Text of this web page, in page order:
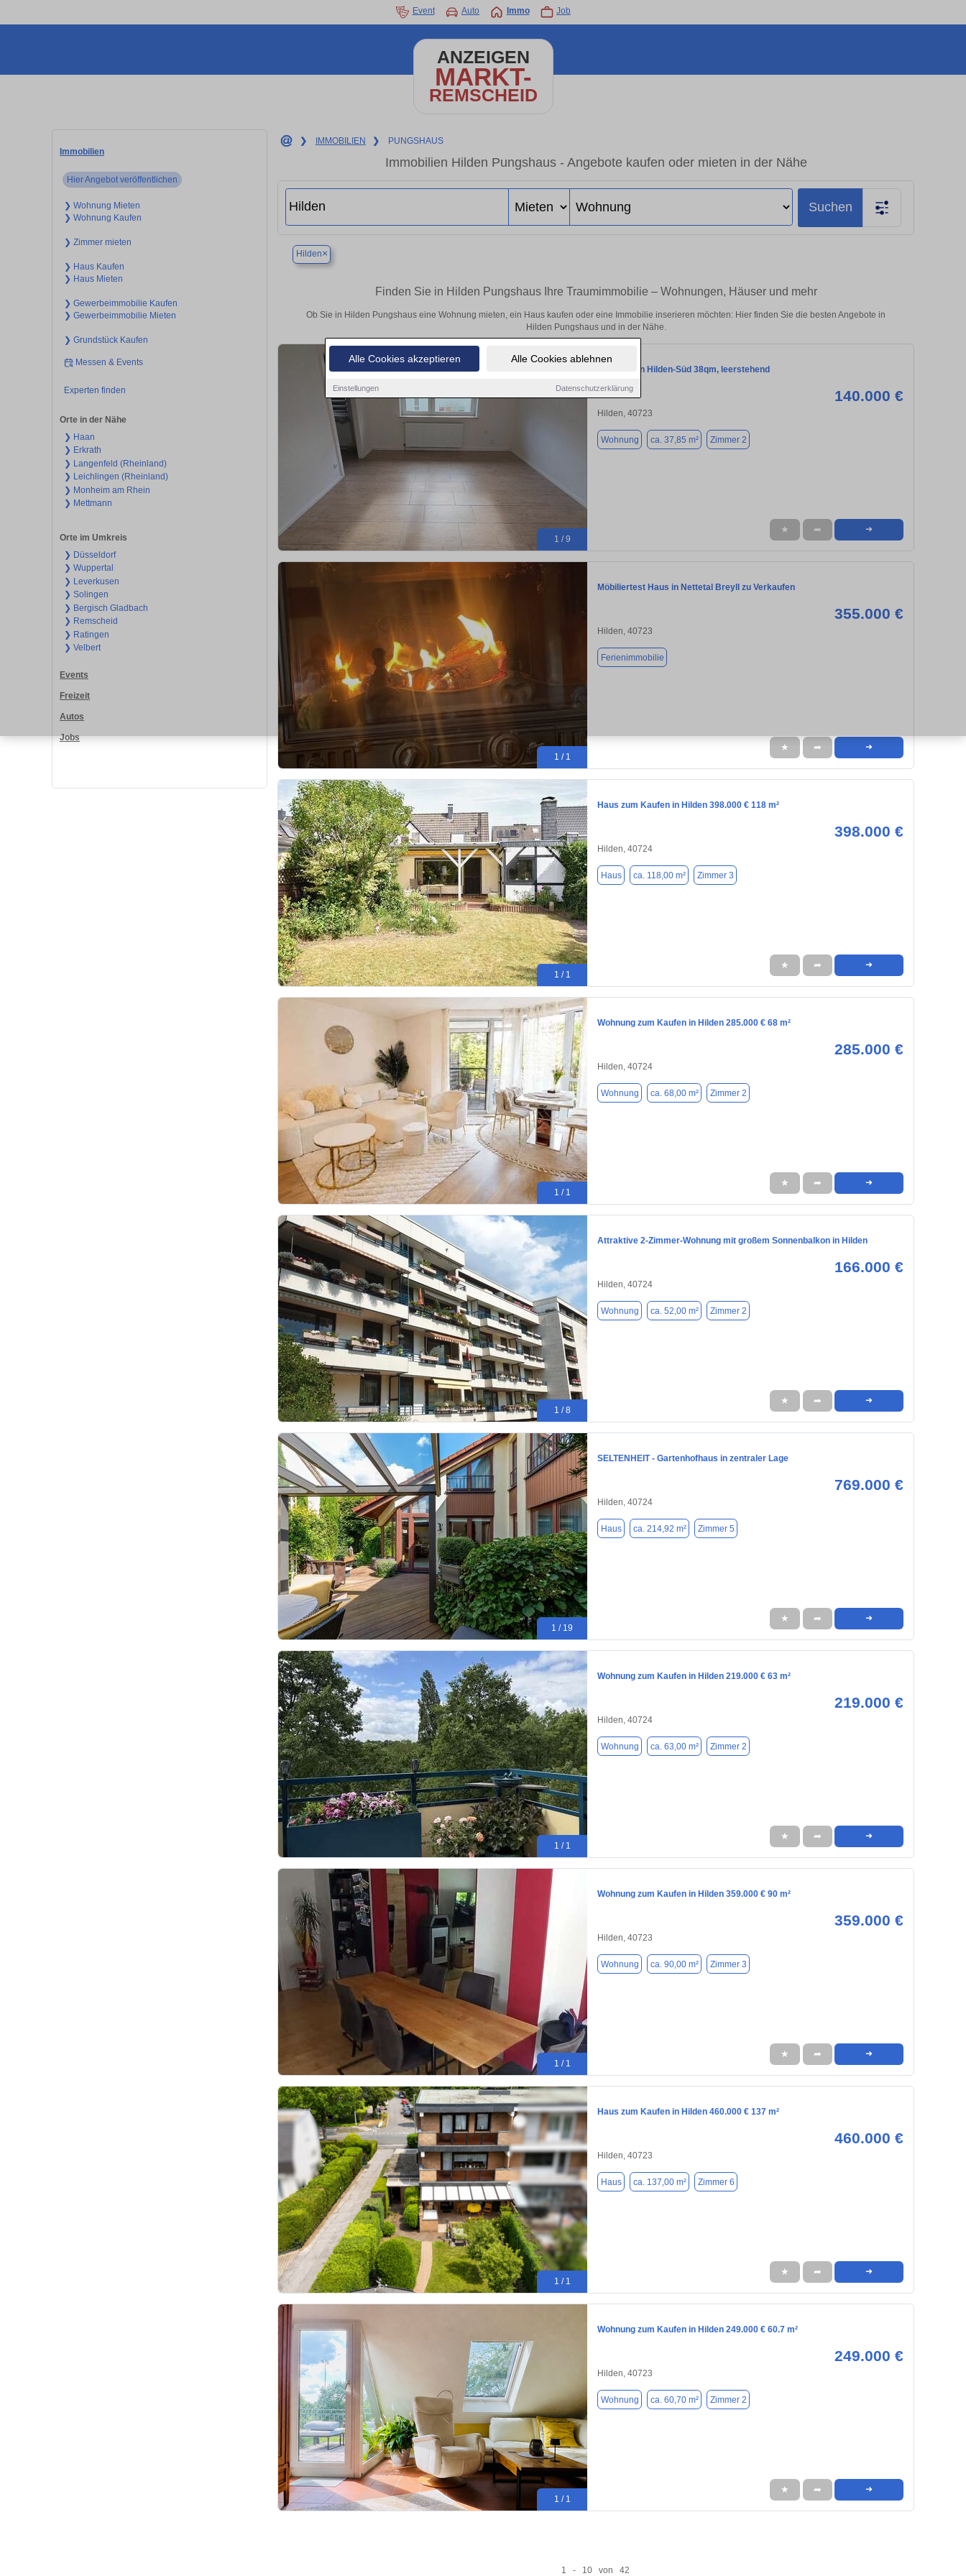
Alle Cookies akzeptieren Alle Cookies ablehnen
Einstellungen Datenschutzerklärung
Event Auto Immo Job
ANZEIGEN
MARKT-
REMSCHEID
Immobilien
Hier Angebot veröffentlichen
❯ Wohnung Mieten
❯ Wohnung Kaufen
❯ Zimmer mieten
❯ Haus Kaufen
❯ Haus Mieten
❯ Gewerbeimmobilie Kaufen
❯ Gewerbeimmobilie Mieten
❯ Grundstück Kaufen
Messen & Events
Experten finden
Orte in der Nähe
❯ Haan
❯ Erkrath
❯ Langenfeld (Rheinland)
❯ Leichlingen (Rheinland)
❯ Monheim am Rhein
❯ Mettmann
Orte im Umkreis
❯ Düsseldorf
❯ Wuppertal
❯ Leverkusen
❯ Solingen
❯ Bergisch Gladbach
❯ Remscheid
❯ Ratingen
❯ Velbert
Events
Freizeit
Autos
Jobs
❯ IMMOBILIEN ❯ PUNGSHAUS
Immobilien Hilden Pungshaus - Angebote kaufen oder mieten in der Nähe
Suchen
Hilden×
Finden Sie in Hilden Pungshaus Ihre Traumimmobilie – Wohnungen, Häuser und mehr
Ob Sie in Hilden Pungshaus eine Wohnung mieten, ein Haus kaufen oder eine Immobilie inserieren möchten: Hier finden Sie die besten Angebote in
Hilden Pungshaus und in der Nähe.
1 / 9
Wohnung in Hilden-Süd 38qm, leerstehend
140.000 €
Hilden, 40723
Wohnung ca. 37,85 m² Zimmer 2
★ ➦ ➜
1 / 1
Möbiliertest Haus in Nettetal Breyll zu Verkaufen
355.000 €
Hilden, 40723
Ferienimmobilie
★ ➦ ➜
1 / 1
Haus zum Kaufen in Hilden 398.000 € 118 m²
398.000 €
Hilden, 40724
Haus ca. 118,00 m² Zimmer 3
★ ➦ ➜
1 / 1
Wohnung zum Kaufen in Hilden 285.000 € 68 m²
285.000 €
Hilden, 40724
Wohnung ca. 68,00 m² Zimmer 2
★ ➦ ➜
1 / 8
Attraktive 2-Zimmer-Wohnung mit großem Sonnenbalkon in Hilden
166.000 €
Hilden, 40724
Wohnung ca. 52,00 m² Zimmer 2
★ ➦ ➜
1 / 19
SELTENHEIT - Gartenhofhaus in zentraler Lage
769.000 €
Hilden, 40724
Haus ca. 214,92 m² Zimmer 5
★ ➦ ➜
1 / 1
Wohnung zum Kaufen in Hilden 219.000 € 63 m²
219.000 €
Hilden, 40724
Wohnung ca. 63,00 m² Zimmer 2
★ ➦ ➜
1 / 1
Wohnung zum Kaufen in Hilden 359.000 € 90 m²
359.000 €
Hilden, 40723
Wohnung ca. 90,00 m² Zimmer 3
★ ➦ ➜
1 / 1
Haus zum Kaufen in Hilden 460.000 € 137 m²
460.000 €
Hilden, 40723
Haus ca. 137,00 m² Zimmer 6
★ ➦ ➜
1 / 1
Wohnung zum Kaufen in Hilden 249.000 € 60.7 m²
249.000 €
Hilden, 40723
Wohnung ca. 60,70 m² Zimmer 2
★ ➦ ➜
1 - 10 von 42